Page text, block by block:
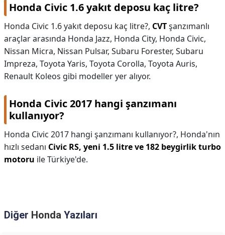
Honda Civic 1.6 yakıt deposu kaç litre?
Honda Civic 1.6 yakıt deposu kaç litre?, CVTşanzımanlı
araçlar arasında Honda Jazz, Honda City, Honda Civic,
Nissan Micra, Nissan Pulsar, Subaru Forester, Subaru
Impreza, Toyota Yaris, Toyota Corolla, Toyota Auris,
Renault Koleos gibi modeller yer alıyor.
Honda Civic 2017 hangi şanzımanı
kullanıyor?
Honda Civic 2017 hangi şanzımanı kullanıyor?, Honda'nın
hızlı sedanı Civic RS, yeni 1.5 litre ve 182 beygirlik turbo
motoru ile Türkiye'de.
Diğer Honda Yazıları